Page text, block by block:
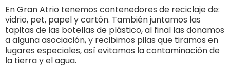
En Gran Atrio tenemos contenedores de reciclaje de:
vidrio, pet, papel y cartón. También juntamos las
tapitas de las botellas de plástico, al final las donamos
a alguna asociación, y recibimos pilas que tiramos en
lugares especiales, así evitamos la contaminación de
la tierra y el agua.